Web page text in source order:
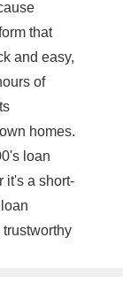
that
and easy,
of
homes.
loan
it's a short-